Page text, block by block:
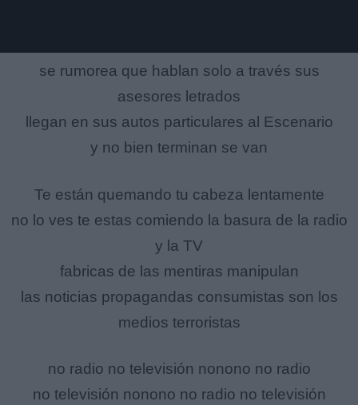
se rumorea que hablan solo a través sus
asesores letrados
llegan en sus autos particulares al Escenario
y no bien terminan se van
Te están quemando tu cabeza lentamente
no lo ves te estas comiendo la basura de la radio
y la TV
fabricas de las mentiras manipulan
las noticias propagandas consumistas son los
medios terroristas
no radio no televisión nonono no radio
no televisión nonono no radio no televisión